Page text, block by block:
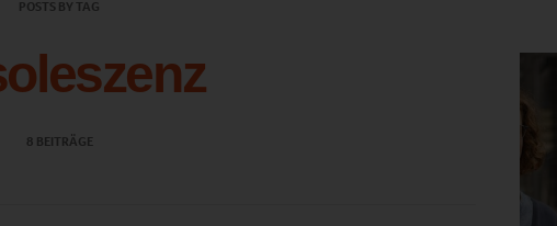
POSTS BY TAG
8 BEITRÄGE